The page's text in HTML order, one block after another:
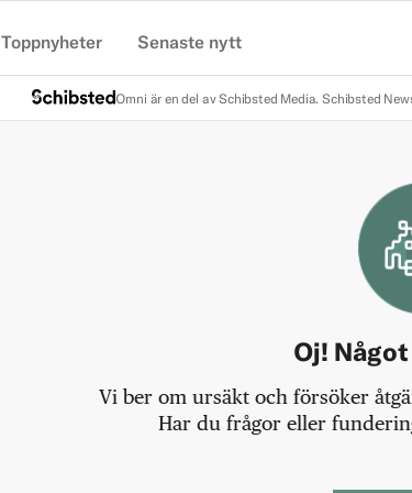
Toppnyheter Senaste nytt
Omni är en del av Schibsted Media. Schibsted
Oj!
Vi ber om ursäkt och försöker
Har du frågor eller